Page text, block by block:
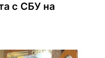
с СБУ на